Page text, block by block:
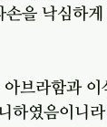
을 낙심하
브라함과
하였음이니라